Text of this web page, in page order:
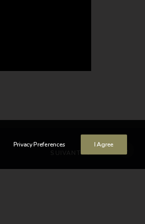
Privacy Preferences I Agree